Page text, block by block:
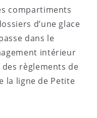
compartiments
d’une glace
dans le
intérieur
règlements de
la ligne de Petite